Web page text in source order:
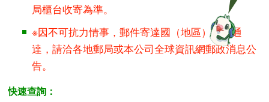
局櫃台收寄為準。
※因不可抗力情事，郵件寄達國（地區）是否通
達，請洽各地郵局或本公司全球資訊網郵政消息公
告。
快速查詢：